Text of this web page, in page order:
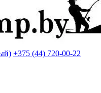
+375 (44) 720-00-22